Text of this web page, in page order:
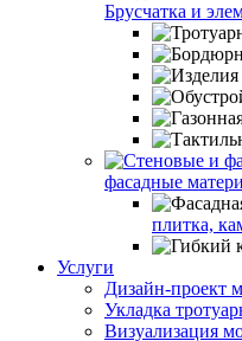
Брусчатка и
фасадные
плитка,
Услуги
Дизайн-проект
Укладка
Визуализация